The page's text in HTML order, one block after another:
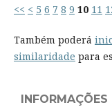
<< < 5 6 7 8 9 10 11
Também poderá
similaridade para
INFORMAÇÕES